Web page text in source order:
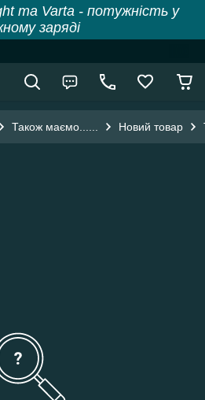
та Varta - потужність у
заряді
Також маємо...... Новий товар